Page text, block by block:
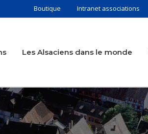
Boutique Intranet associations
Les Alsaciens dans le monde